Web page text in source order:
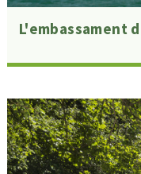
L'embassament